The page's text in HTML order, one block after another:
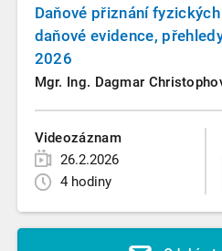
Daňové přiznání
daňové evidence,
2026
Mgr. Ing. Dagmar
Videozáznam
26.2.2026
4 hodiny